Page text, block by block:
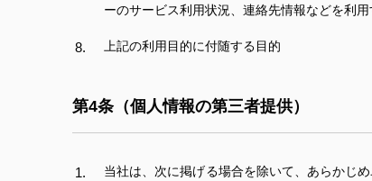
ーのサービス利用状況、連絡先情報などを利用
上記の利用目的に付随する目的
第4条（個人情報の第三者提供）
当社は、次に掲げる場合を除いて、あらかじ